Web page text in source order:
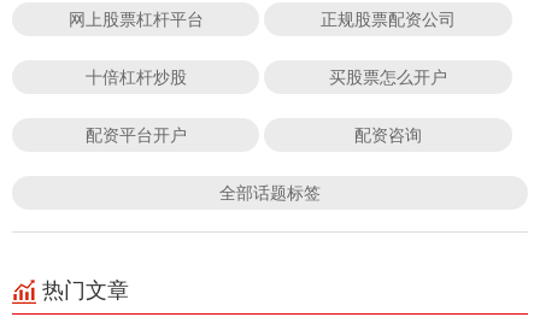
网上股票杠杆平台 正规股票配资公司
十倍杠杆炒股 买股票怎么开户
配资平台开户 配资咨询
全部话题标签
热门文章